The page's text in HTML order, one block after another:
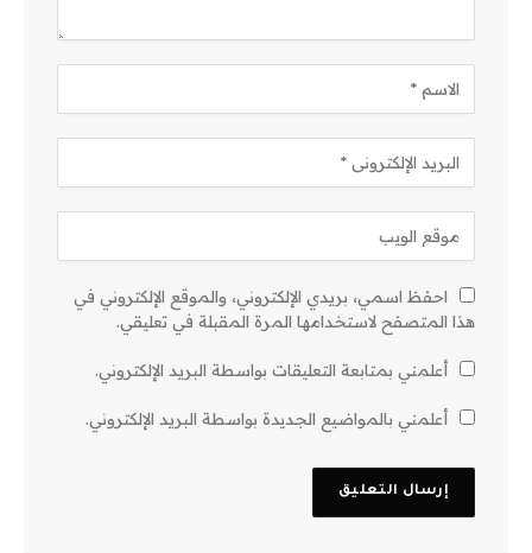
احفظ اسمي، بريدي الإلكتروني، والموقع الإلكتروني في
هذا المتصفح لاستخدامها المرة المقبلة في تعليقي.
أعلمني بمتابعة التعليقات بواسطة البريد الإلكتروني.
أعلمني بالمواضيع الجديدة بواسطة البريد الإلكتروني.